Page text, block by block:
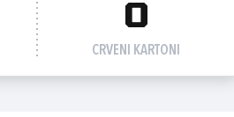
0
CRVENI KARTONI